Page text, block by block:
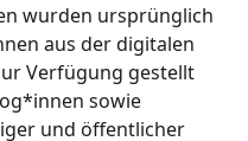
wurden ursprünglich
aus der digitalen
Verfügung gestellt
sowie
und öffentlicher